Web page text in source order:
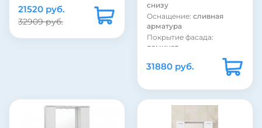
21520 руб.
32909 руб.
снизу
Оснащение: сливная
арматура
Покрытие фасада:
ламинат
сталь
31880 руб.